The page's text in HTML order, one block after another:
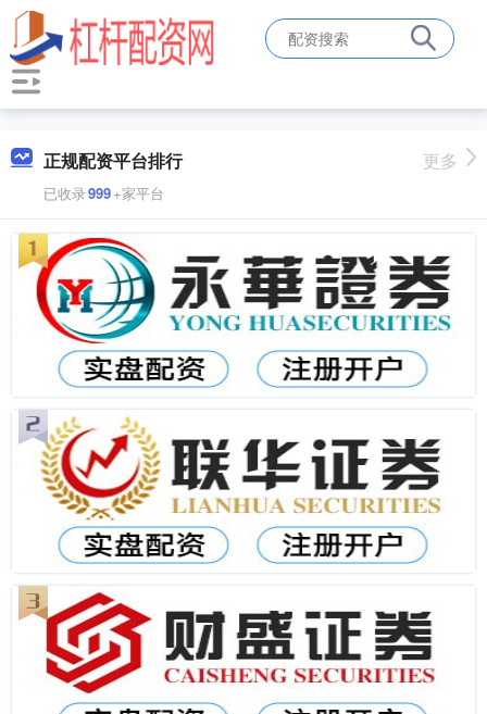
正规配资平台排行
已收录999+家平台
更多